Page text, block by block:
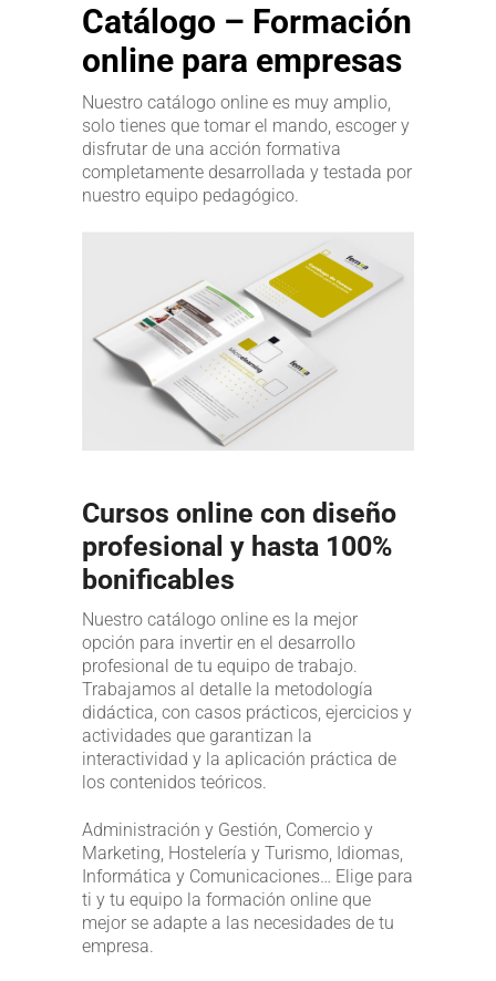
Catálogo – Formación
online para empresas
Nuestro catálogo online es muy amplio,
solo tienes que tomar el mando, escoger y
disfrutar de una acción formativa
completamente desarrollada y testada por
nuestro equipo pedagógico.
Cursos online con diseño
profesional y hasta 100%
bonificables
Nuestro catálogo online es la mejor
opción para invertir en el desarrollo
profesional de tu equipo de trabajo.
Trabajamos al detalle la metodología
didáctica, con casos prácticos, ejercicios y
actividades que garantizan la
interactividad y la aplicación práctica de
los contenidos teóricos.
Administración y Gestión, Comercio y
Marketing, Hostelería y Turismo, Idiomas,
Informática y Comunicaciones… Elige para
ti y tu equipo la formación online que
mejor se adapte a las necesidades de tu
empresa.